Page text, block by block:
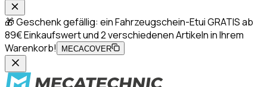
🎁 Geschenk gefällig: ein Fahrzeugschein-Etui GRATIS ab
89€ Einkaufswert und 2 verschiedenen Artikeln in Ihrem
Warenkorb!
MECACOVER